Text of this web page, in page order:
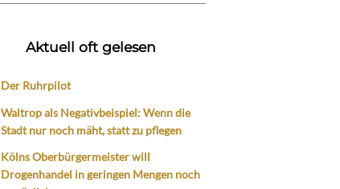
Aktuell oft gelesen
Der Ruhrpilot
Waltrop als Negativbeispiel: Wenn die
Stadt nur noch mäht, statt zu pflegen
Kölns Oberbürgermeister will
Drogenhandel in geringen Mengen noch